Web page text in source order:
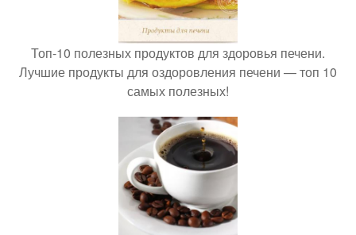
Топ-10 полезных продуктов для здоровья печени.
Лучшие продукты для оздоровления печени — топ 10
самых полезных!